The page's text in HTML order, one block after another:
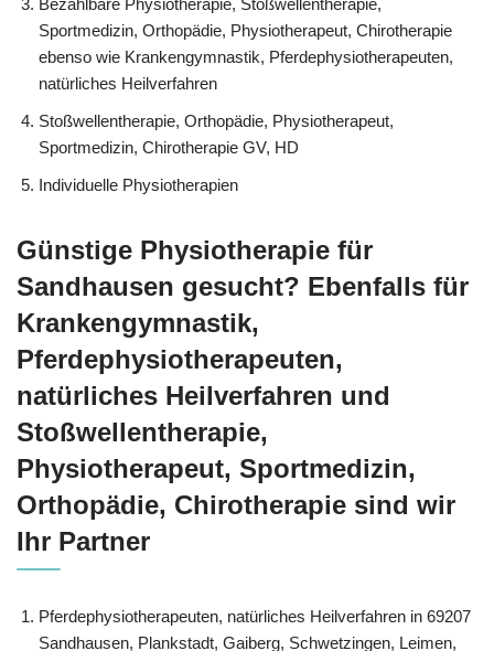
Sportmedizin, Orthopädie, Physiotherapeut, Chirotherapie
ebenso wie Krankengymnastik, Pferdephysiotherapeuten,
natürliches Heilverfahren
Stoßwellentherapie, Orthopädie, Physiotherapeut,
Sportmedizin, Chirotherapie GV, HD
Individuelle Physiotherapien
Günstige Physiotherapie für
Sandhausen gesucht? Ebenfalls für
Krankengymnastik,
Pferdephysiotherapeuten,
natürliches Heilverfahren und
Stoßwellentherapie,
Physiotherapeut, Sportmedizin,
Orthopädie, Chirotherapie sind wir
Ihr Partner
Pferdephysiotherapeuten, natürliches Heilverfahren in 69207
Sandhausen, Plankstadt, Gaiberg, Schwetzingen, Leimen,